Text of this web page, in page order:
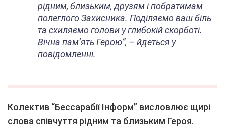
рідним, близьким, друзям і побратимам
полеглого Захисника. Поділяємо ваш біль
та схиляємо голови у глибокій скорботі.
Вічна пам’ять Герою”, – йдеться у
повідомленні.
Колектив “Бессарабії Інформ” висловлює щирі
слова співчуття рідним та близьким Героя.